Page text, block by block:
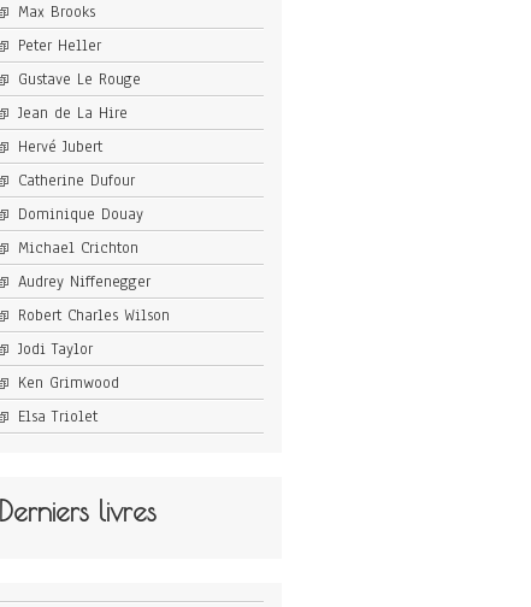
Max Brooks
Peter Heller
Gustave Le Rouge
Jean de La Hire
Hervé Jubert
Catherine Dufour
Dominique Douay
Michael Crichton
Audrey Niffenegger
Robert Charles Wilson
Jodi Taylor
Ken Grimwood
Elsa Triolet
Derniers livres